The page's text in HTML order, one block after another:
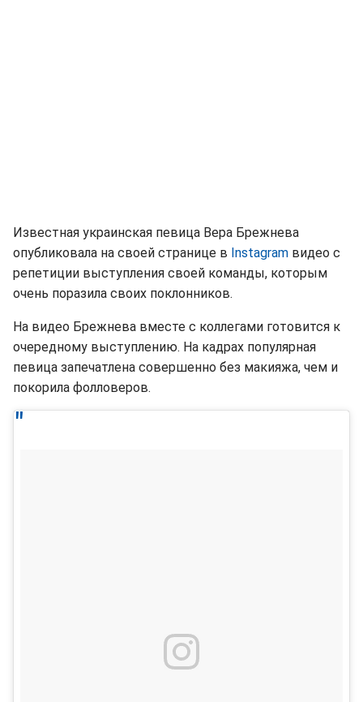
Известная украинская певица Вера Брежнева
опубликовала на своей странице в Instagram видео с
репетиции выступления своей команды, которым
очень поразила своих поклонников.
На видео Брежнева вместе с коллегами готовится к
очередному выступлению. На кадрах популярная
певица запечатлена совершенно без макияжа, чем и
покорила фолловеров.